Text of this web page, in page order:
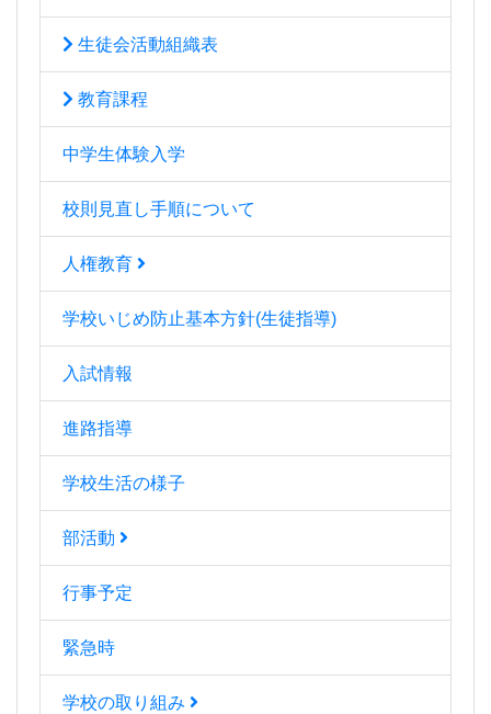
生徒会活動組織表
教育課程
中学生体験入学
校則見直し手順について
人権教育
学校いじめ防止基本方針(生徒指導)
入試情報
進路指導
学校生活の様子
部活動
行事予定
緊急時
学校の取り組み